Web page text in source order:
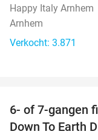
Happy Italy Arnhem
Arnhem
Verkocht: 3.871
6- of 7-gangen
Down To Earth